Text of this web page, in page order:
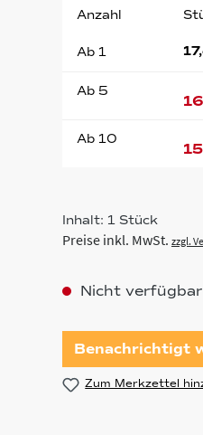
Anzahl
Ab 1
Ab 5
Ab 10
Inhalt: 1 Stück
Preise inkl. MwSt. zzgl.
Nicht verfügbar
Benachrichtigt
Zum Merkzettel